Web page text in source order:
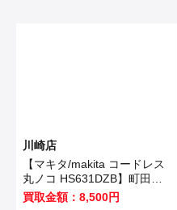
川崎店
【マキタ/makita コードレス
丸ノコ HS631DZB】町田市
のお客様から買取いたしまし
買取金額：8,500円